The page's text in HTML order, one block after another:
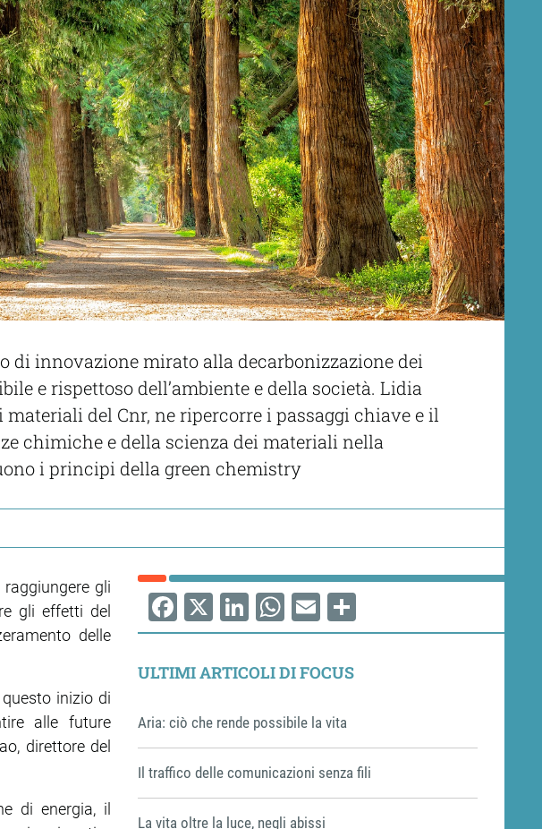
di innovazione mirato alla decarbonizzazione dei
e rispettoso dell’ambiente e della società. Lidia
del Cnr, ne ripercorre i passaggi chiave e il
chimiche e della scienza dei materiali nella
i principi della green chemistry
gli
gli effetti del
delle
inizio di
alle future
direttore del
di energia, il
Facebook
X LinkedIn
WhatsApp
EmailShare
ULTIMI ARTICOLI DI FOCUS
Aria: ciò che rende possibile la vita
Il traffico delle comunicazioni senza fili
La vita oltre la luce, negli abissi